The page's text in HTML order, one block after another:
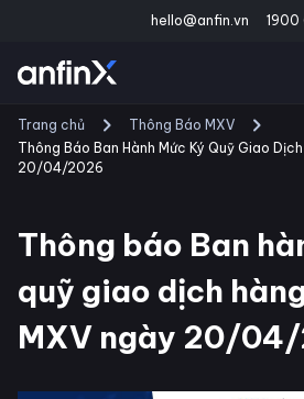
hello@anfin.vn 1900
Trang chủ
Thông Báo MXV
Thông Báo Ban Hành Mức Ký Quỹ Giao
20/04/2026
Thông báo Ban
quỹ giao dịch
MXV ngày 20/